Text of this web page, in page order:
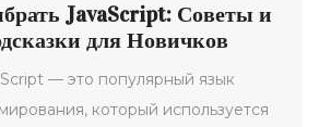
JavaScript: Советы и
для Новичков
— это популярный язык
который используется